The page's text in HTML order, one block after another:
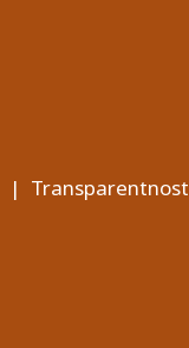
| Transparentnost